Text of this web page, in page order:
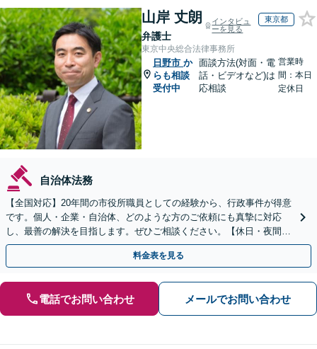
山岸 丈朗
弁護士
インタビュ
ーを見る
東京都
東京中央総合法律事務所
日野市 か
らも相談
受付中
面談方法(対面・電
話・ビデオなど)は
応相談
営業時
間：本日
定休日
自治体法務
【全国対応】20年間の市役所職員としての経験から、行政事件が得意
です。個人・企業・自治体、どのような方のご依頼にも真摯に対応
し、最善の解決を目指します。ぜひご相談ください。【休日・夜間相
談可】【ビデオ面談可】【銀座駅1分】
料金表を見る
電話でお問い合わせ メールでお問い合わせ